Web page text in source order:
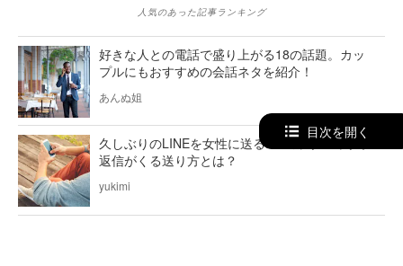
人気のあった記事ランキング
好きな人との電話で盛り上がる18の話題。カッ
プルにもおすすめの会話ネタを紹介！
あんぬ姐
久しぶりのLINEを女性に送る9つのテクニック。
返信がくる送り方とは？
yukimi
目次を開く